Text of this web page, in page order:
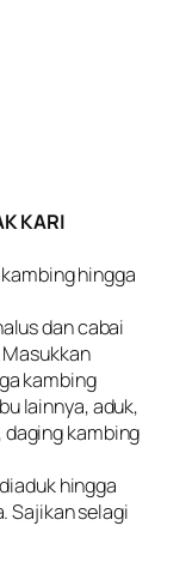
KARI
hingga
dan cabai
kambing
lainnya, aduk,
kambing
hingga
Sajikan selagi